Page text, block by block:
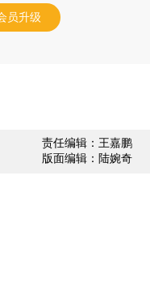
员升级
责任编辑：王嘉鹏
版面编辑：陆婉奇